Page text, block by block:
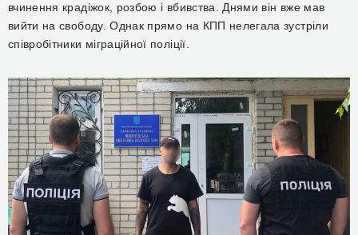
вчинення крадіжок, розбою і вбивства. Днями він вже мав
вийти на свободу. Однак прямо на КПП нелегала зустріли
співробітники міграційної поліції.